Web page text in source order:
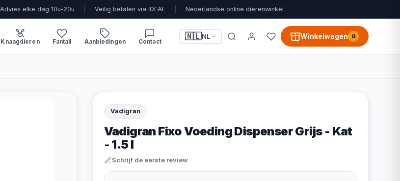
Advies elke dag 10u-20u Veilig betalen via iDEAL Nederlandse online dierenwinkel
Knaagdieren Fantail Aanbiedingen Contact
🇳🇱NL Winkelwagen 0
Vadigran
Vadigran Fixo Voeding Dispenser Grijs - Kat
- 1.5 l
Schrijf de eerste review